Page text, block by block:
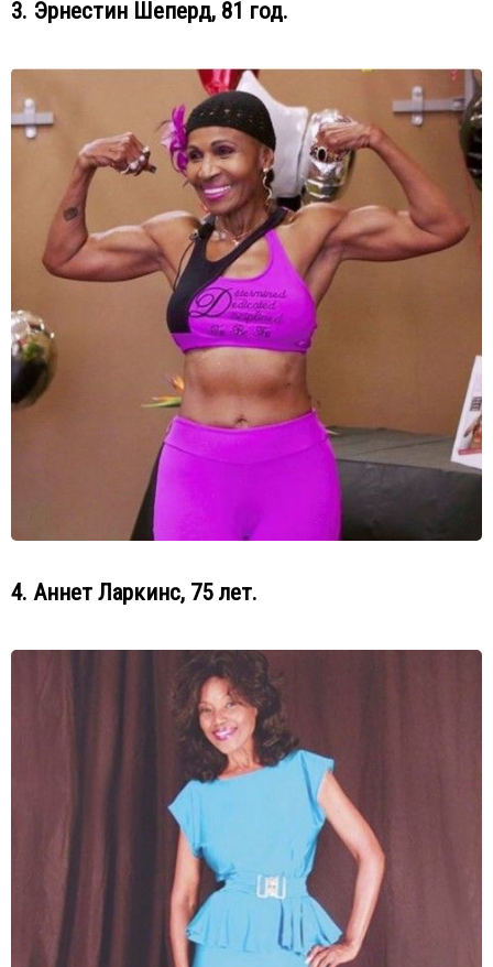
3. Эрнестин Шеперд, 81 год.
4. Аннет Ларкинс, 75 лет.